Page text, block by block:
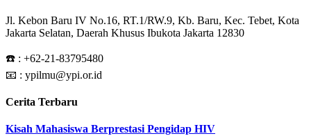
Jl. Kebon Baru IV No.16, RT.1/RW.9, Kb. Baru, Kec. Tebet, Kota
Jakarta Selatan, Daerah Khusus Ibukota Jakarta 12830
☎️ : +62-21-83795480
📧 : ypilmu@ypi.or.id
Cerita Terbaru
Kisah Mahasiswa Berprestasi Pengidap HIV